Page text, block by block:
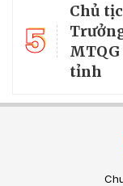
5
Chủ
MTQG
tỉnh